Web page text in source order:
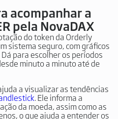
acompanhar a
pela NovaDAX
do token da Orderly
sistema seguro, com gráficos
para escolher os períodos
minuto a minuto até de
a visualizar as tendências
. Ele informa a
da moeda, assim como as
o que ajuda a entender os